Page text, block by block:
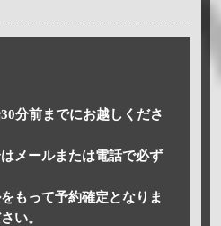
分前までにお越しくださ
メールまたは電話で必ず
もって予約確定となりま
い。